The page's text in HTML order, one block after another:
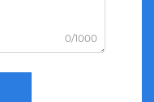
0/1000